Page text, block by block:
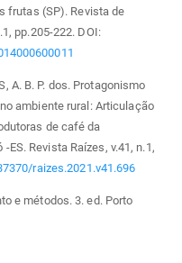
frutas (SP). Revista de
pp.205-222. DOI:
A. B. P. dos. Protagonismo
ambiente rural: Articulação
de café da
ES. Revista Raízes, v.41, n.1,
raizes.2021.v41.696
e métodos. 3. ed. Porto